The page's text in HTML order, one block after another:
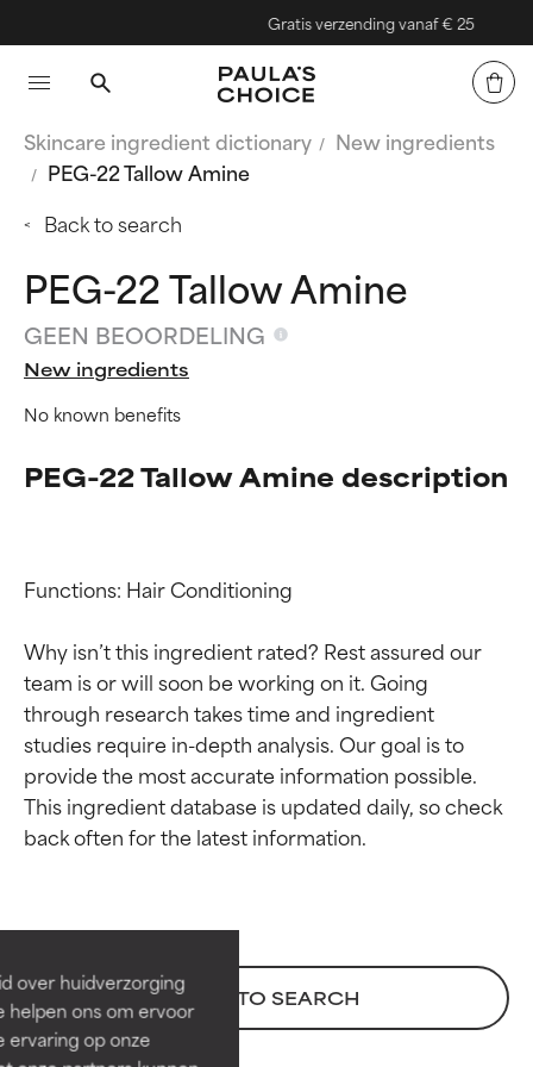
over huidverzorging
helpen ons om ervoor
ervaring op onze
Gratis verzending vanaf € 25
Skincare ingredient dictionary
New ingredients
PEG-22 Tallow Amine
Back to search
PEG-22 Tallow Amine
GEEN BEOORDELING
New ingredients
No known benefits
PEG-22 Tallow Amine description
Functions: Hair Conditioning
Why isn’t this ingredient rated? Rest assured our
team is or will soon be working on it. Going
through research takes time and ingredient
studies require in-depth analysis. Our goal is to
provide the most accurate information possible.
This ingredient database is updated daily, so check
BACK TO SEARCH
Beoordelingen van
Bewezen en ondersteund door
onafhankelijk onderzoek.
Uitstekend actief ingrediënt
voor de meeste huidtypen of
Beoordelingen van
Bewezen en ondersteund door
onafhankelijk onderzoek.
Uitstekend actief ingrediënt
voor de meeste huidtypen of